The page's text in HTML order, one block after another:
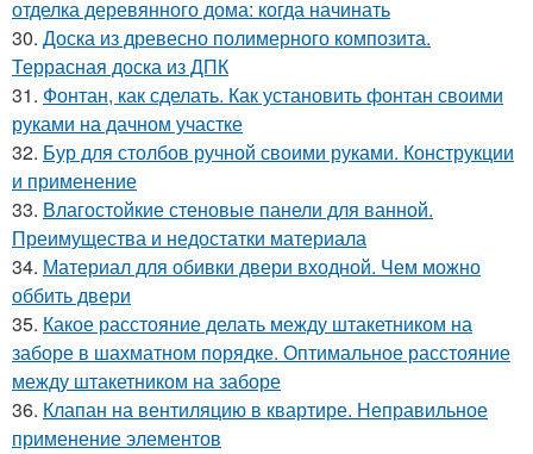
отделка деревянного дома: когда начинать
30. Доска из древесно полимерного композита.
Террасная доска из ДПК
31. Фонтан, как сделать. Как установить фонтан своими
руками на дачном участке
32. Бур для столбов ручной своими руками. Конструкции
и применение
33. Влагостойкие стеновые панели для ванной.
Преимущества и недостатки материала
34. Материал для обивки двери входной. Чем можно
оббить двери
35. Какое расстояние делать между штакетником на
заборе в шахматном порядке. Оптимальное расстояние
между штакетником на заборе
36. Клапан на вентиляцию в квартире. Неправильное
применение элементов